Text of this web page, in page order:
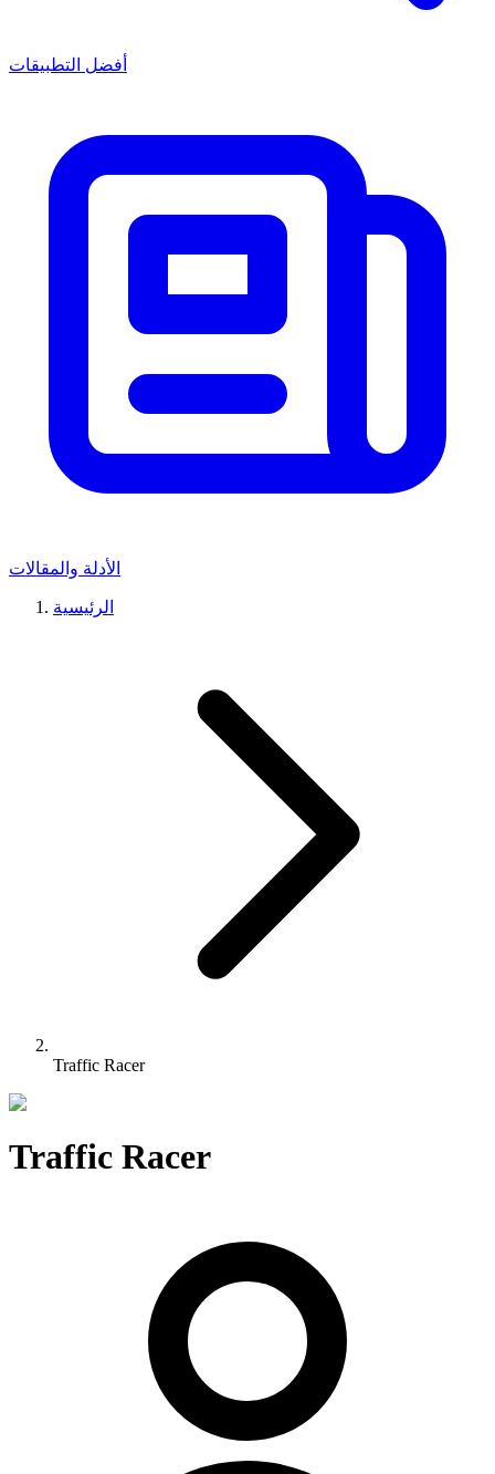
أفضل التطبيقات
الأدلة والمقالات
الرئيسية
Traffic Racer
Traffic Racer